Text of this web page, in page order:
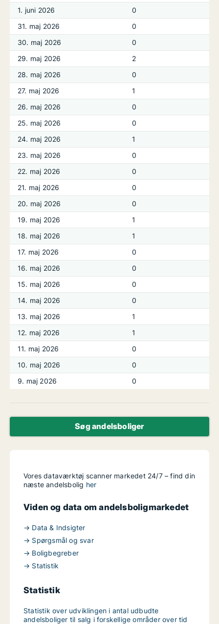
1. juni 2026
0
31. maj 2026
0
30. maj 2026
0
29. maj 2026
2
28. maj 2026
0
27. maj 2026
1
26. maj 2026
0
25. maj 2026
0
24. maj 2026
1
23. maj 2026
0
22. maj 2026
0
21. maj 2026
0
20. maj 2026
0
19. maj 2026
1
18. maj 2026
1
17. maj 2026
0
16. maj 2026
0
15. maj 2026
0
14. maj 2026
0
13. maj 2026
1
12. maj 2026
1
11. maj 2026
0
10. maj 2026
0
9. maj 2026
0
Søg andelsboliger
Vores dataværktøj scanner markedet 24/7 – find din
næste andelsbolig her
Viden og data om andelsboligmarkedet
→ Data & Indsigter
→ Spørgsmål og svar
→ Boligbegreber
→ Statistik
Statistik
Statistik over udviklingen i antal udbudte
andelsboliger til salg i forskellige områder over tid